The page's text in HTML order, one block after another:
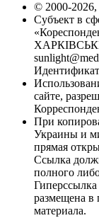
© 2000-2026,
Субъект в
сайте,
При
Украины и
прямая
Ссылка
полного
размещена в
материала.